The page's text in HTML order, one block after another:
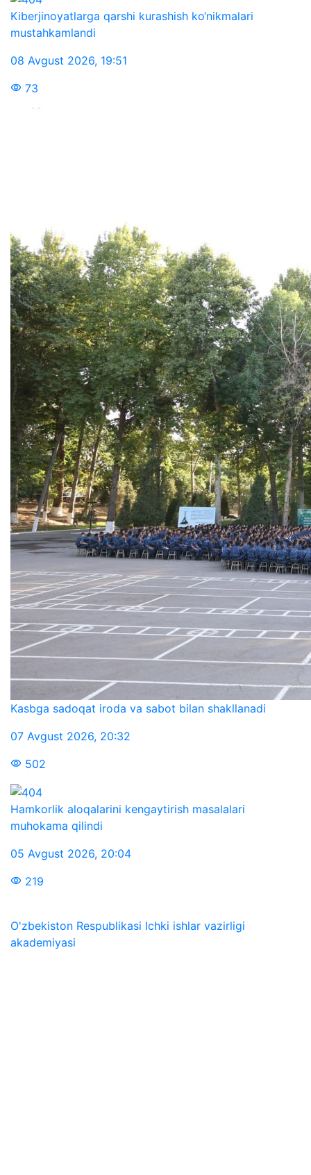
Kiberjinoyatlarga qarshi kurashish ko‘nikmalari
mustahkamlandi
08 Avgust 2026, 19:51
73
Kasbga sadoqat iroda va sabot bilan shakllanadi
07 Avgust 2026, 20:32
502
Hamkorlik aloqalarini kengaytirish masalalari
muhokama qilindi
05 Avgust 2026, 20:04
219
O'zbekiston Respublikasi Ichki ishlar vazirligi
akademiyasi